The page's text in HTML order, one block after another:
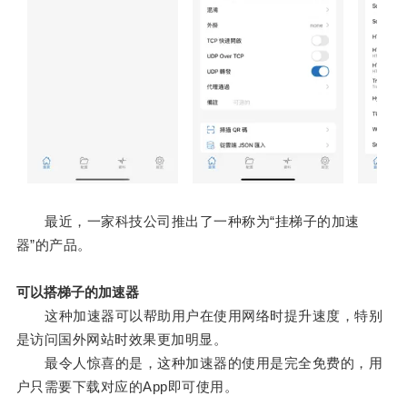
最近，一家科技公司推出了一种称为“挂梯子的加速
器”的产品。
可以搭梯子的加速器
这种加速器可以帮助用户在使用网络时提升速度，特别
是访问国外网站时效果更加明显。
最令人惊喜的是，这种加速器的使用是完全免费的，用
户只需要下载对应的App即可使用。